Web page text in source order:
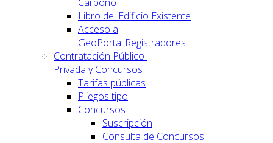
Libro del Edificio Existente
Acceso a
GeoPortal.Registradores
Contratación Público-
Privada y Concursos
Tarifas públicas
Pliegos tipo
Concursos
Suscripción
Consulta de Concursos